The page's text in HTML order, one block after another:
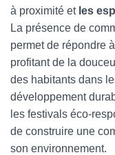
à proximité et les
La présence de
permet de répondre
profitant de la
des habitants dans
développement
les festivals éco-
de construire une
son environnement.